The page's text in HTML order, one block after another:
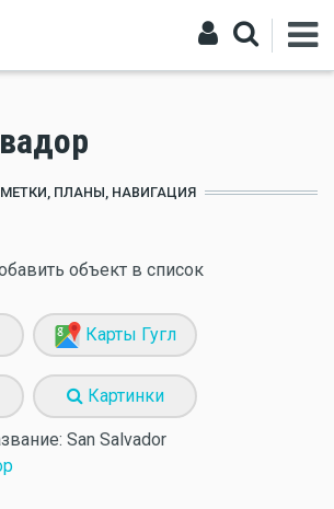
ПЛАНЫ, НАВИГАЦИЯ
объект в список
Карты Гугл
Картинки
San Salvador